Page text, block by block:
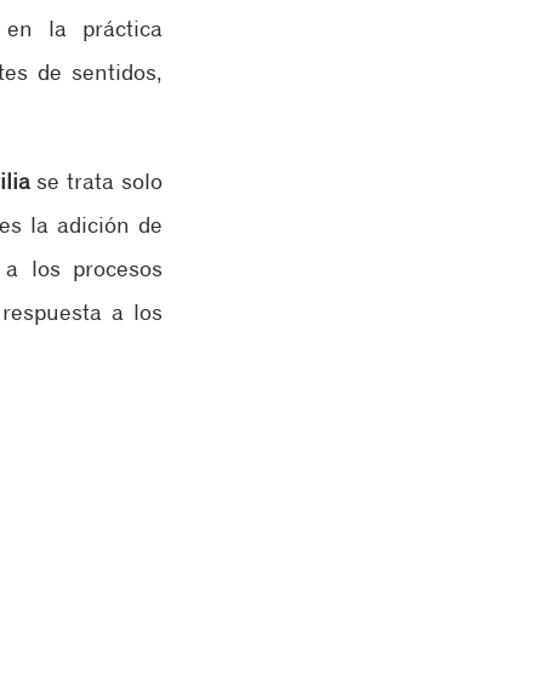
la práctica
de sentidos,
se trata solo
los procesos
a los